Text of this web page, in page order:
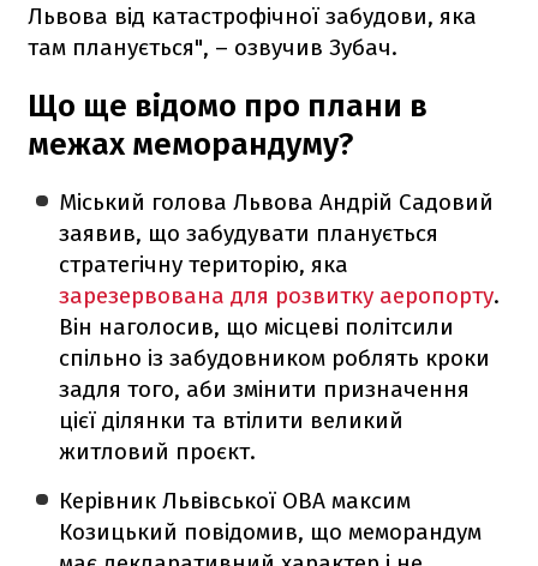
Львова від катастрофічної забудови, яка
там планується", – озвучив Зубач.
Що ще відомо про плани в
межах меморандуму?
Міський голова Львова Андрій Садовий
заявив, що забудувати планується
стратегічну територію, яка
зарезервована для розвитку аеропорту.
Він наголосив, що місцеві політсили
спільно із забудовником роблять кроки
задля того, аби змінити призначення
цієї ділянки та втілити великий
житловий проєкт.
Керівник Львівської ОВА максим
Козицький повідомив, що меморандум